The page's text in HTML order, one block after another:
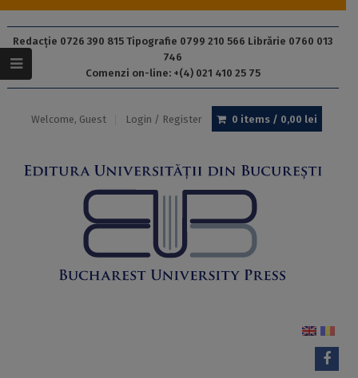
Redacție 0726 390 815 Tipografie 0799 210 566 Librărie 0760 013
746
Comenzi on-line: +(4) 021 410 25 75
Welcome, Guest Login / Register 0 items / 0,00 lei